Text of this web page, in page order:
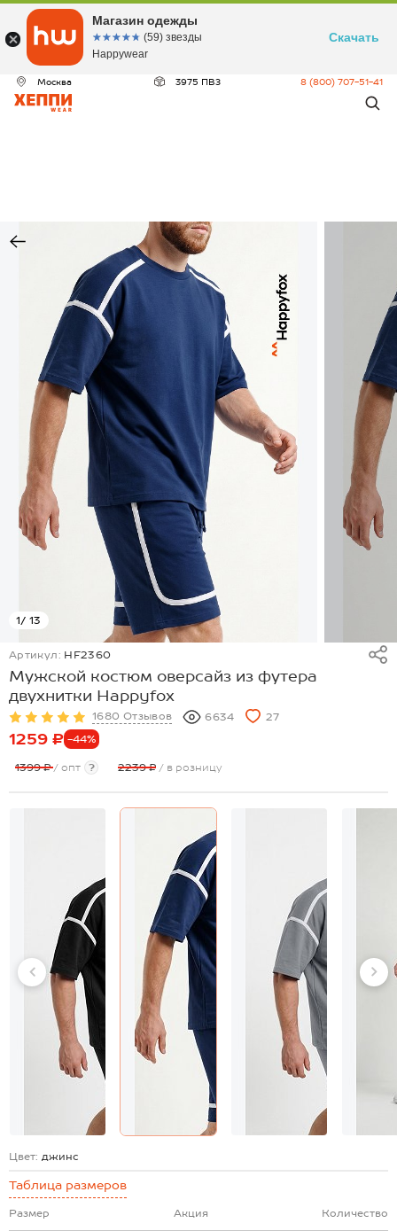
Москва 3975 ПВЗ 8 (800) 707-51-41
1/ 13
Артикул: HF2360
Мужской костюм оверсайз из футера
двухнитки Happyfox
1680 Отзывов 6634 27
1259 ₽ -44%
1399 ₽/ опт ? 2239 ₽ / в розницу
Цвет: джинс
Таблица размеров
Размер Акция Количество
Магазин одежды
☆☆☆☆☆
★★★★★ (59) звезды
Happywear
Скачать